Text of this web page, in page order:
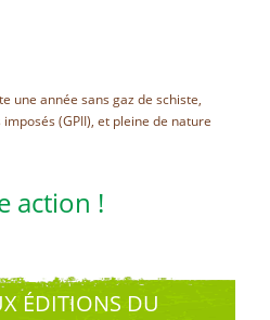
une année sans gaz de schiste,
(GPII), et pleine de nature
action !
ÉDITIONS DU